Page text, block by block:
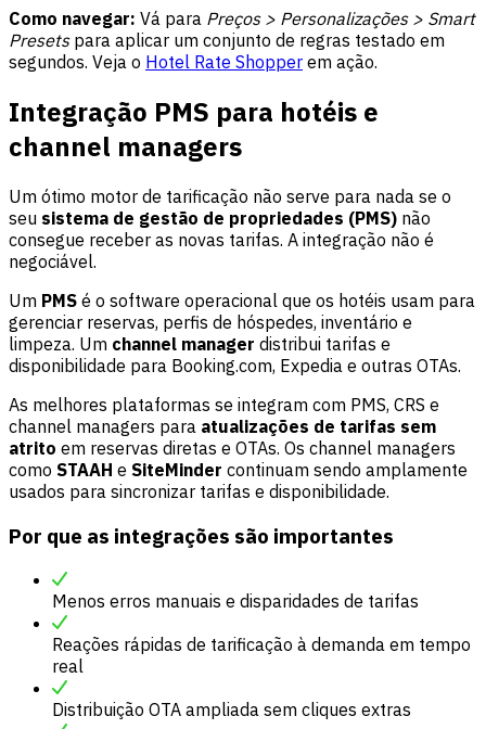
Como navegar: Vá para Preços > Personalizações > Smart
Presetspara aplicar um conjunto de regras testado em
segundos. Veja o Hotel Rate Shopper em ação.
Integração PMS para hotéis e
channel managers
Um ótimo motor de tarificação não serve para nada se o
seu sistema de gestão de propriedades (PMS) não
consegue receber as novas tarifas. A integração não é
negociável.
Um PMS é o software operacional que os hotéis usam para
gerenciar reservas, perfis de hóspedes, inventário e
limpeza. Um channel manager distribui tarifas e
disponibilidade para Booking.com, Expedia e outras OTAs.
As melhores plataformas se integram com PMS, CRS e
channel managers para atualizações de tarifas sem
atrito em reservas diretas e OTAs. Os channel managers
como STAAH e SiteMinder continuam sendo amplamente
usados para sincronizar tarifas e disponibilidade.
Por que as integrações são importantes
Menos erros manuais e disparidades de tarifas
Reações rápidas de tarificação à demanda em tempo
real
Distribuição OTA ampliada sem cliques extras